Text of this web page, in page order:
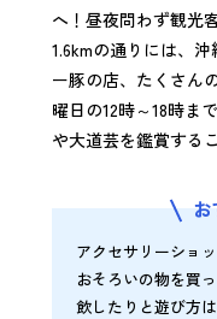
へ！昼夜問わず観光
1.6kmの通りには、
ー豚の店、たくさん
曜日の12時～18時ま
や大道芸を鑑賞する
アクセサリーショ
おそろいの物を買
飲したりと遊び方